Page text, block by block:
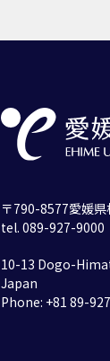
〒790-8577愛媛
tel. 089-927-9000
10-13 Dogo-
Japan
Phone: +81 89-